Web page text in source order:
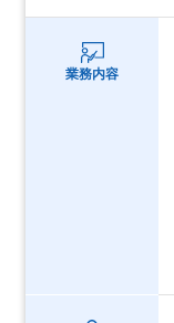
業務内容